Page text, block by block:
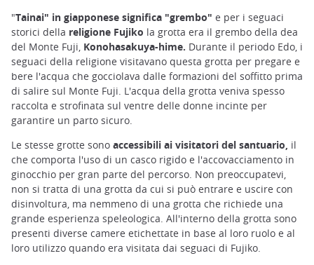
"Tainai" in giapponese significa "grembo" e per i seguaci
storici della religione Fujiko la grotta era il grembo della dea
del Monte Fuji, Konohasakuya-hime. Durante il periodo Edo, i
seguaci della religione visitavano questa grotta per pregare e
bere l'acqua che gocciolava dalle formazioni del soffitto prima
di salire sul Monte Fuji. L'acqua della grotta veniva spesso
raccolta e strofinata sul ventre delle donne incinte per
garantire un parto sicuro.
Le stesse grotte sono accessibili ai visitatori del santuario, il
che comporta l'uso di un casco rigido e l'accovacciamento in
ginocchio per gran parte del percorso. Non preoccupatevi,
non si tratta di una grotta da cui si può entrare e uscire con
disinvoltura, ma nemmeno di una grotta che richiede una
grande esperienza speleologica. All'interno della grotta sono
presenti diverse camere etichettate in base al loro ruolo e al
loro utilizzo quando era visitata dai seguaci di Fujiko.